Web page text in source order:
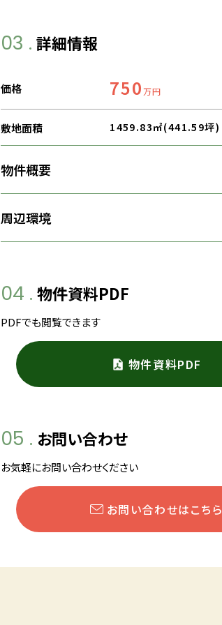
03 . 詳細情報
価格 750万円
敷地面積 1459.83㎡(441.59坪)
物件概要
周辺環境
04 . 物件資料PDF
PDFでも閲覧できます
物件資料PDF
05 . お問い合わせ
お気軽にお問い合わせください
お問い合わせはこちら